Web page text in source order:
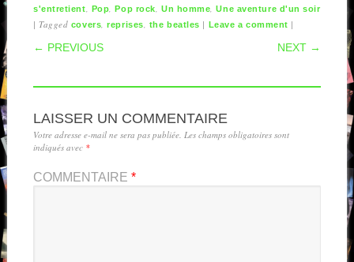
s'entretient, Pop,Pop rock, Un homme,Une aventure d'un soir
|Tagged covers,reprises, the beatles | Leave a comment |
POST NAVIGATION
← PREVIOUS NEXT →
LAISSER UN COMMENTAIRE
Votre adresse e-mail ne sera pas publiée. Les champs obligatoires sont
indiqués avec *
COMMENTAIRE *